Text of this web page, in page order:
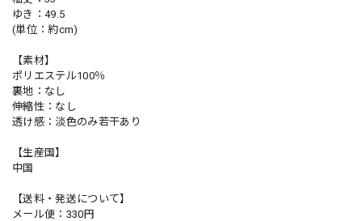
ゆき：49.5
(単位：約cm)
【素材】
ポリエステル100％
裏地：なし
伸縮性：なし
透け感：淡色のみ若干あり
【生産国】
中国
【送料・発送について】
メール便：330円